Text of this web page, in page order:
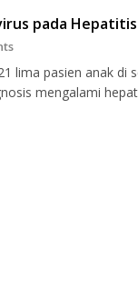
pada
lima pasien anak di
mengalami